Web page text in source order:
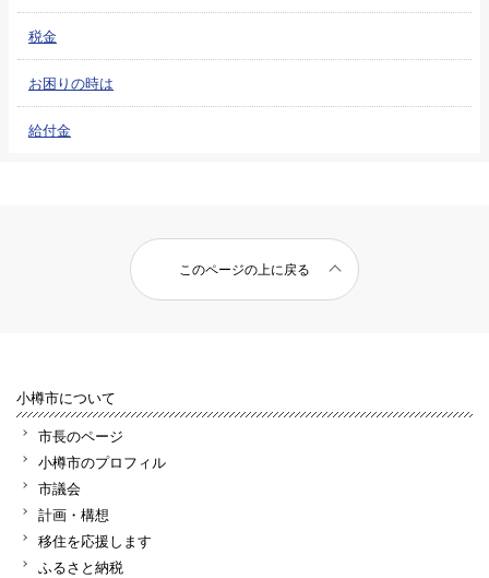
税金
お困りの時は
給付金
このページの上に戻る
小樽市について
市長のページ
小樽市のプロフィル
市議会
計画・構想
移住を応援します
ふるさと納税